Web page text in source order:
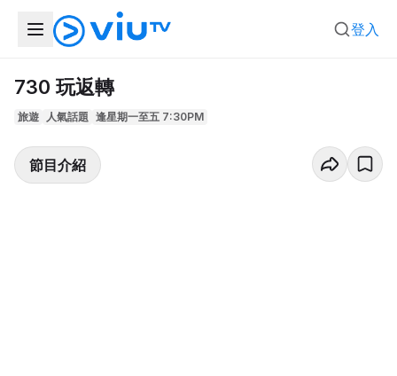
登入
730 玩返轉
旅遊 人氣話題 逢星期一至五 7:30PM
節目介紹